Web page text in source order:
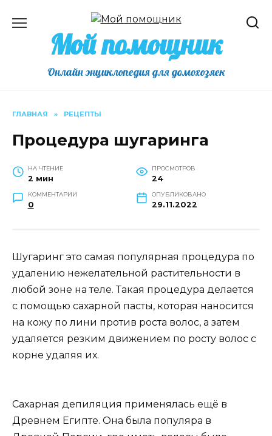
содержаниюМой помощник
Онлайн энциклопедия для домохозяек
ГЛАВНАЯ » РЕЦЕПТЫ
Процедура шугаринга
НА ЧТЕНИЕ
2 мин
ПРОСМОТРОВ
24
КОММЕНТАРИИ
0
ОПУБЛИКОВАНО
29.11.2022
Шугаринг это самая популярная процедура по
удалению нежелательной растительности в
любой зоне на теле. Такая процедура делается
с помощью сахарной пасты, которая наносится
на кожу по лини против роста волос, а затем
удаляется резким движением по росту волос с
корне удаляя их.
Сахарная депиляция применялась ещё в
Древнем Египте. Она была популяра в